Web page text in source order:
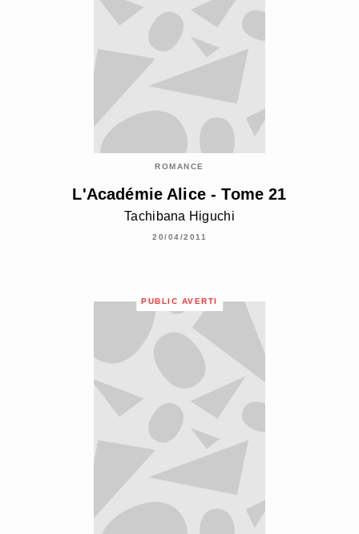
ROMANCE
L'Académie Alice - Tome 21
Tachibana Higuchi
20/04/2011
PUBLIC AVERTI